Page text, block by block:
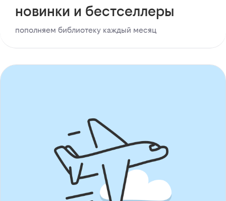
новинки и бестселлеры
пополняем библиотеку каждый месяц